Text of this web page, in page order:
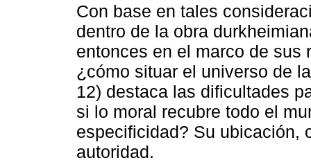
Con base en tales
dentro de la obra
entonces en el marco de sus
¿cómo situar el universo de
12) destaca las dificultades
si lo moral recubre todo el
especificidad? Su ubicación,
autoridad.